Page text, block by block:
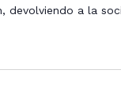
devolviendo a la